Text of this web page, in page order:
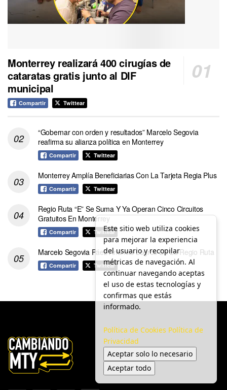
Monterrey realizará 400 cirugías de
cataratas gratis junto al DIF
municipal
Compartir Twittear
“Gobernar con orden y resultados” Marcelo Segovia
reafirma su alianza política en Monterrey
Compartir Twittear
Monterrey Amplía Beneficiarias Con La Tarjeta Regia Plus
Compartir Twittear
Regio Ruta “E” Se Suma Y Ya Operan Cinco Circuitos
Gratuitos En Monterrey
Compartir Twittear
Marcelo Segovia Páez Anuncia Logros De La Regio Ruta
Compartir Twittear
Este sitio web utiliza cookies
para mejorar la experiencia
del usuario y recopilar
métricas de navegación. Al
continuar navegando aceptas
el uso de estas tecnologías y
confirmas que estás
informado.
Política de Cookies Política de
Privacidad
Aceptar solo lo necesario
Aceptar todo